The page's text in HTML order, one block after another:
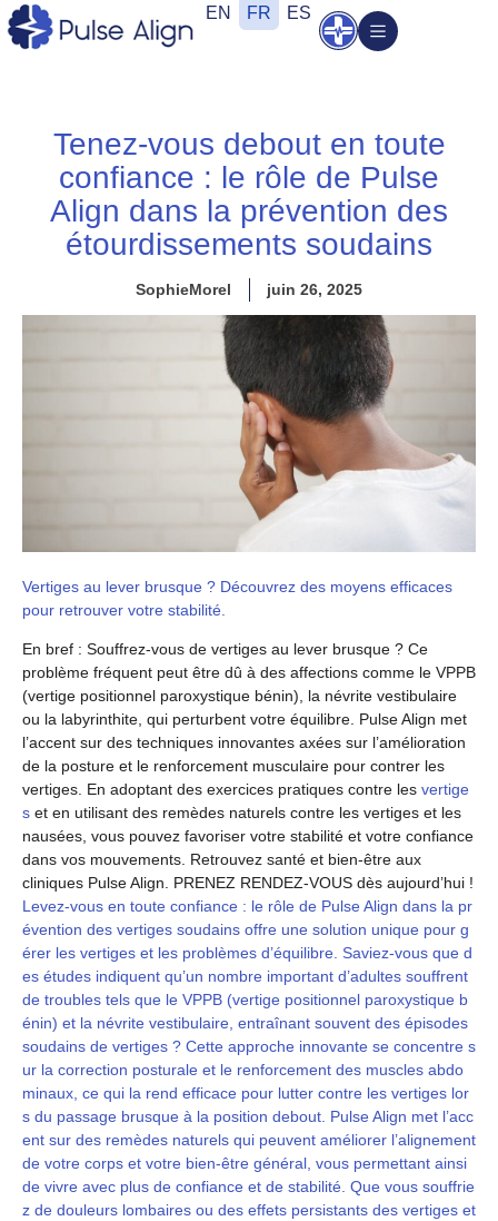
Aller
au
EN FR ES
Ouvrir
Tenez-vous debout en toute
confiance : le rôle de Pulse
Align dans la prévention des
étourdissements soudains
SophieMorel juin 26, 2025
Vertiges au lever brusque ? Découvrez des moyens efficaces
pour retrouver votre stabilité.
En bref : Souffrez-vous de vertiges au lever brusque ? Ce
problème fréquent peut être dû à des affections comme le VPPB
(vertige positionnel paroxystique bénin), la névrite vestibulaire
ou la labyrinthite, qui perturbent votre équilibre. Pulse Align met
l’accent sur des techniques innovantes axées sur l’amélioration
de la posture et le renforcement musculaire pour contrer les
vertiges. En adoptant des exercices pratiques contre les vertige
s et en utilisant des remèdes naturels contre les vertiges et les
nausées, vous pouvez favoriser votre stabilité et votre confiance
dans vos mouvements. Retrouvez santé et bien-être aux
cliniques Pulse Align. PRENEZ RENDEZ-VOUS dès aujourd’hui !
Levez-vous en toute confiance : le rôle de Pulse Align dans la pr
évention des vertiges soudains offre une solution unique pour g
érer les vertiges et les problèmes d’équilibre. Saviez-vous que d
es études indiquent qu’un nombre important d’adultes souffrent
de troubles tels que le VPPB (vertige positionnel paroxystique b
énin) et la névrite vestibulaire, entraînant souvent des épisodes
soudains de vertiges ? Cette approche innovante se concentre s
ur la correction posturale et le renforcement des muscles abdo
minaux, ce qui la rend efficace pour lutter contre les vertiges lor
s du passage brusque à la position debout. Pulse Align met l’acc
ent sur des remèdes naturels qui peuvent améliorer l’alignement
de votre corps et votre bien-être général, vous permettant ainsi
de vivre avec plus de confiance et de stabilité. Que vous souffrie
z de douleurs lombaires ou des effets persistants des vertiges et